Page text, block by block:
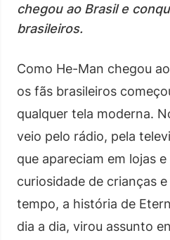
chegou ao Brasil e
brasileiros.
Como He-Man chegou
os fãs brasileiros
qualquer tela moderna.
veio pelo rádio, pela
que apareciam em lojas
curiosidade de crianças
tempo, a história de
dia a dia, virou assunto